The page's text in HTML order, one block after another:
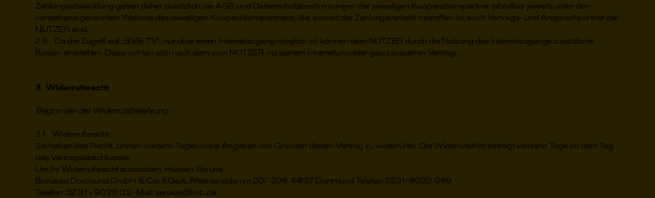
Zahlungsabwicklung gelten daher zusätzlich die AGB und Datenschutzbestimmungen der jeweiligen Kooperationspartner (abrufbar jeweils unter den
vorstehend genannten Website des jeweiligen Kooperationspartners), die, soweit der Zahlungsverkehr betroffen ist, auch Vertrags- und Ansprechpartner der
NUTZER sind.
2.6 Da der Zugriff auf „BVB-TV“ nur über einen Internetzugang möglich ist, können dem NUTZER durch die Nutzung des Internetzugangs zusätzliche
Kosten entstehen. Diese richten sich nach dem vom NUTZER mit seinem Internetprovider geschlossenen Vertrag.
3 Widerrufsrecht
Beginn der der Widerrufsbelehrung
3.1 Widerrufsrecht
Sie haben das Recht, binnen vierzehn Tagen ohne Angaben von Gründen diesen Vertrag zu widerrufen. Die Widerrufsfrist beträgt vierzehn Tage ab dem Tag
des Vertragsabschlusses.
Um Ihr Widerrufsrecht auszuüben, müssen Sie uns
Borussia Dortmund GmbH & Co. KGaA, Rheinlanddamm 207-209, 44137 Dortmund Telefax: 0231/ 9020-989
Telefon: 02 31 - 90 20 0 E-Mail: service@bvb.de.